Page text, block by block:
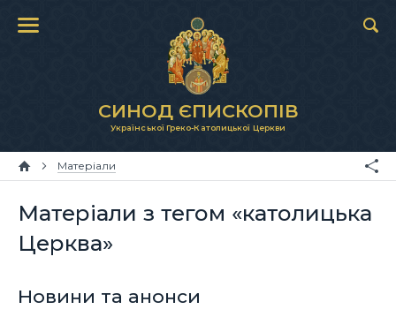
СИНОД ЄПИСКОПІВ
Української Греко-Католицької Церкви
Матеріали
Матеріали з тегом «католицька
Церква»
Новини та анонси